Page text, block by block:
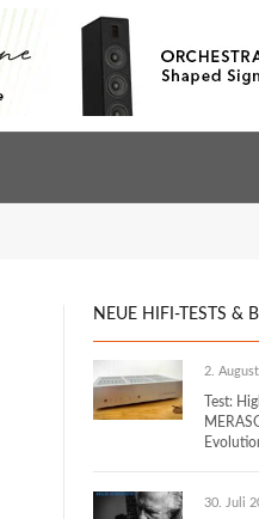
NEUE HIFI-TESTS &
2.
Test:
30. Juli